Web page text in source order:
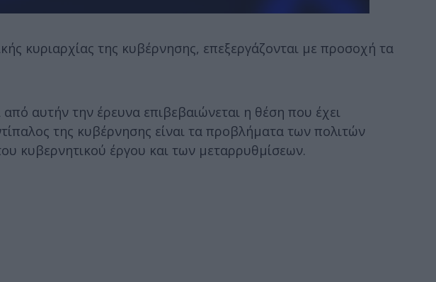
κυριαρχίας της κυβέρνησης, επεξεργάζονται με προσοχή τα
αυτήν την έρευνα επιβεβαιώνεται η θέση που έχει
της κυβέρνησης είναι τα προβλήματα των πολιτών
κυβερνητικού έργου και των μεταρρυθμίσεων.